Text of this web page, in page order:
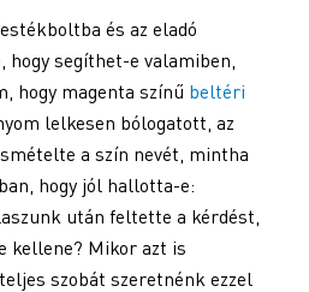
és az eladó
hogy segíthet-e valamiben,
hogy magenta színű beltéri
lelkesen bólogatott, az
a szín nevét, mintha
hogy jól hallotta-e:
után feltette a kérdést,
kellene? Mikor azt is
szobát szeretnénk ezzel